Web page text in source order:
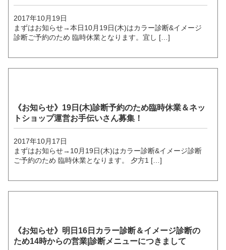
2017年10月19日
まずはお知らせ→本日10月19日(木)はカラー診断&イメージ
診断ご予約のため 臨時休業となります。宜し […]
《お知らせ》19日(木)診断予約のため臨時休業＆ネッ
トショップ運営お手伝いさん募集！
2017年10月17日
まずはお知らせ→10月19日(木)はカラー診断&イメージ診断
ご予約のため 臨時休業となります。 夕方1 […]
《お知らせ》明日16日カラー診断＆イメージ診断の
ため14時からの営業|診断メニューにつきまして